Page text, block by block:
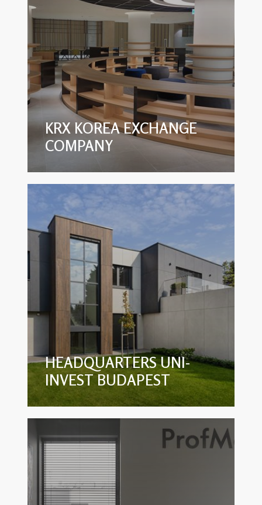
KRX KOREA EXCHANGE
COMPANY
HEADQUARTERS UNI-
INVEST BUDAPEST